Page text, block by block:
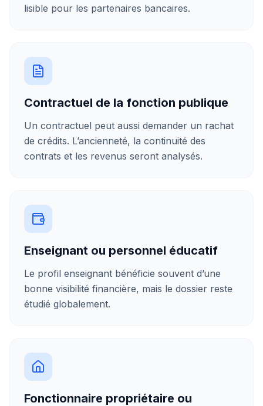
lisible pour les partenaires bancaires.
Contractuel de la fonction publique
Un contractuel peut aussi demander un rachat
de crédits. L’ancienneté, la continuité des
contrats et les revenus seront analysés.
Enseignant ou personnel éducatif
Le profil enseignant bénéficie souvent d’une
bonne visibilité financière, mais le dossier reste
étudié globalement.
Fonctionnaire propriétaire ou